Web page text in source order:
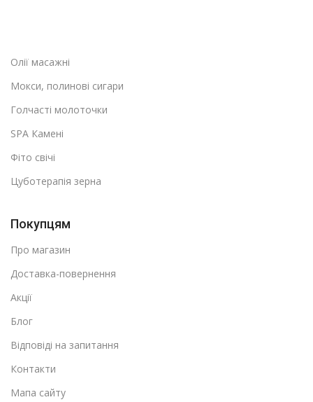
Олії масажні
Мокси, полинові сигари
Голчасті молоточки
SPA Камені
Фіто свічі
Цуботерапія зерна
Покупцям
Про магазин
Доставка-повернення
Акції
Блог
Відповіді на запитання
Контакти
Мапа сайту